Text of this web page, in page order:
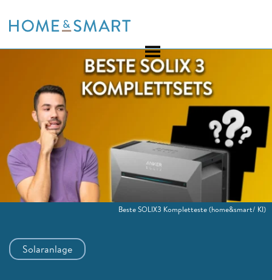
to
Solaranlage
Beste SOLIX3 Kompletteste(home&smart/ KI)